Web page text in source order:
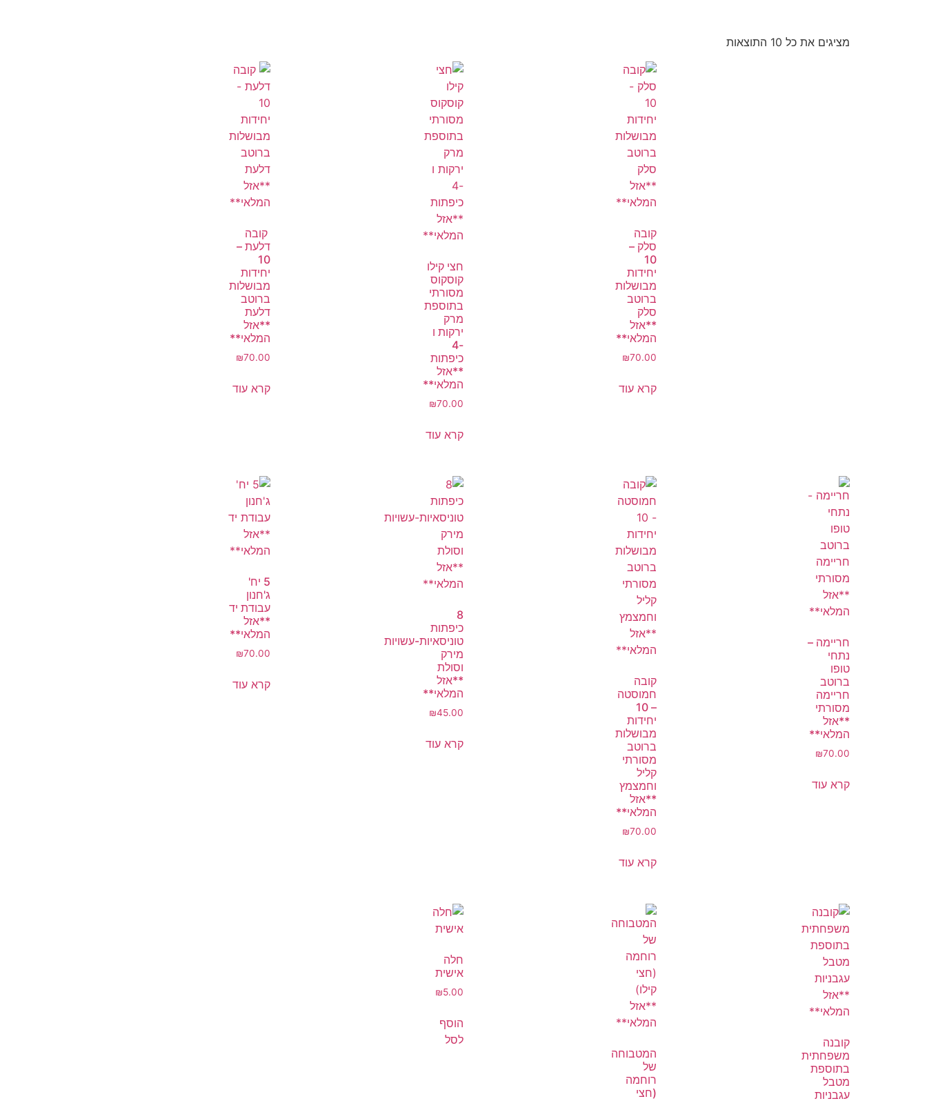
מציגים את כל ⁦10⁩ התוצאות
קובה
סלק –
10
יחידות
מבושלות
ברוטב
סלק
**אזל
המלאי**
₪70.00
קרא עוד
חצי קילו
קוסקוס
מסורתי
בתוספת
מרק
ירקות ו
-4
כיפתות
**אזל
המלאי**
₪70.00
קרא עוד
קובה
דלעת –
10
יחידות
מבושלות
ברוטב
דלעת
**אזל
המלאי**
₪70.00
קרא עוד
חריימה –
נתחי
טופו
ברוטב
חריימה
מסורתי
**אזל
המלאי**
₪70.00
קרא עוד
קובה
חמוסטה
– 10
יחידות
מבושלות
ברוטב
מסורתי
קליל
וחמצמץ
**אזל
המלאי**
₪70.00
קרא עוד
8
כיפתות
טוניסאיות-עשויות
מירק
וסולת
**אזל
המלאי**
₪45.00
קרא עוד
5 יח'
ג'חנון
עבודת יד
**אזל
המלאי**
₪70.00
קרא עוד
קובנה
משפחתית
בתוספת
מטבל
עגבניות
המטבוחה
של
רוחמה
(חצי
חלה
אישית
₪5.00
הוסף
לסל